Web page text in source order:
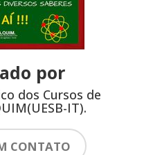
por
dos Cursos de
IT).
CONTATO